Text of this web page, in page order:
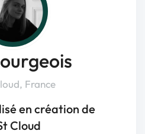
France
en création de
Cloud